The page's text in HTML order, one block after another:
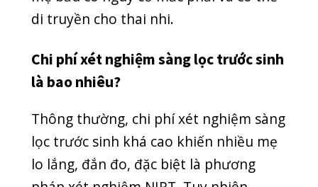
RĂNG HÀM MẶT SẢN PHỤ KHOA
TAI MŨI HỌNG
TUYỂN DỤNG UNCATEGORIZED
UNG THƯ Y HỌC CỔ TRUYỀN